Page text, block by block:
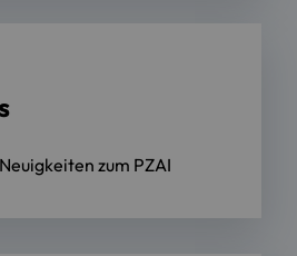
zum PZAI